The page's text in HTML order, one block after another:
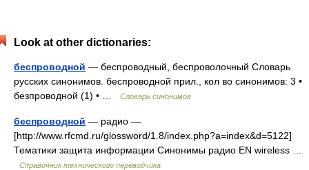
Look at other dictionaries:
беспроводной — беспроводный, беспроволочный Словарь
русских синонимов. беспроводной прил., кол во синонимов: 3 •
безпроводной (1) • …
Словарь синонимов
беспроводной — радио —
[http://www.rfcmd.ru/glossword/1.8/index.php?a=index&d=5122]
Тематики защита информации Синонимы радио EN wireless …
Справочник технического переводчика